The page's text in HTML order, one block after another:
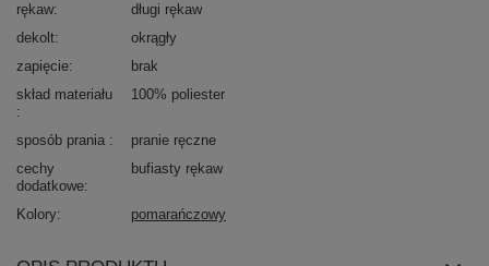
rękaw
długi rękaw
dekolt
okrągły
zapięcie
brak
skład materiału
100% poliester
sposób prania
pranie ręczne
cechy
dodatkowe
bufiasty rękaw
Kolory pomarańczowy